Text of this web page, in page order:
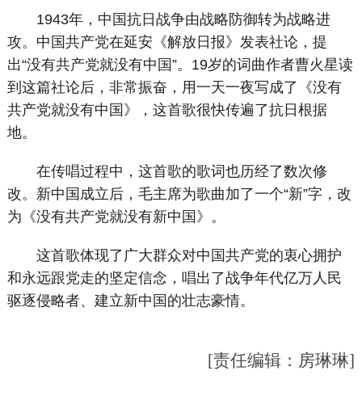
1943年，中国抗日战争由战略防御转为战略进
攻。中国共产党在延安《解放日报》发表社论，提
出“没有共产党就没有中国”。19岁的词曲作者曹火星读
到这篇社论后，非常振奋，用一天一夜写成了《没有
共产党就没有中国》，这首歌很快传遍了抗日根据
地。
在传唱过程中，这首歌的歌词也历经了数次修
改。新中国成立后，毛主席为歌曲加了一个“新”字，改
为《没有共产党就没有新中国》。
这首歌体现了广大群众对中国共产党的衷心拥护
和永远跟党走的坚定信念，唱出了战争年代亿万人民
驱逐侵略者、建立新中国的壮志豪情。
[责任编辑：房琳琳]